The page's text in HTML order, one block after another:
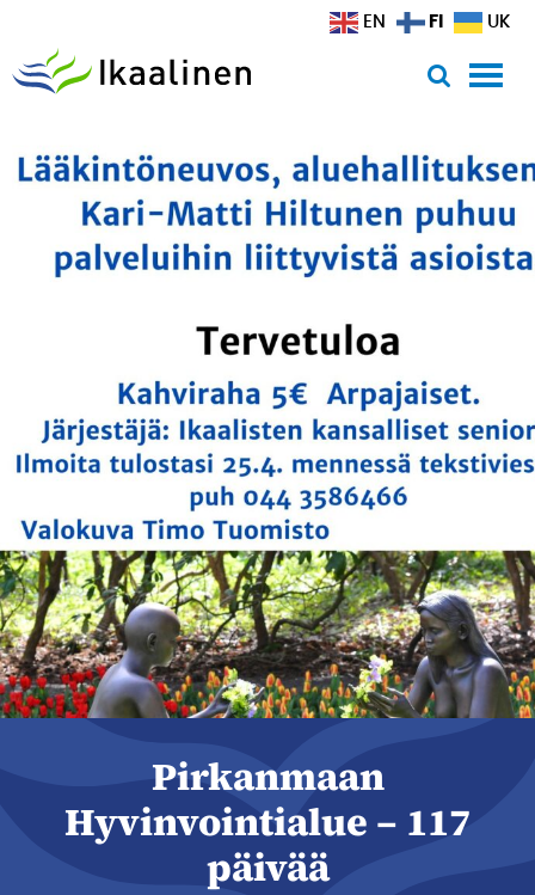
Pirkanmaan
Hyvinvointialue – 117
päivää
EN FI UK